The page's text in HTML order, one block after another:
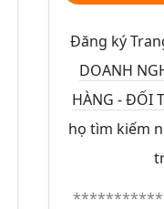
Đăng ký
DOANH
HÀNG - ĐỐI
họ tìm kiếm